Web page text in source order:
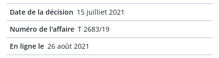
Date de la décision 15 juilliet 2021
Numéro de l'affaire T 2683/19
En ligne le 26 août 2021